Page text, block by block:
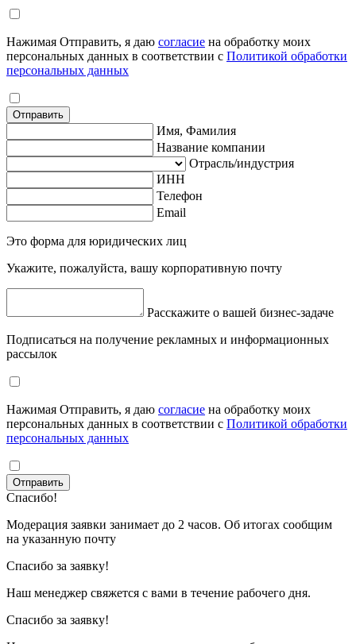
Нажимая Отправить, я даю согласие на обработку моих
персональных данных в соответствии с Политикой обработки
персональных данных
Отправить
Имя, Фамилия
Название компании
Отрасль/индустрия
ИНН
Телефон
Email
Это форма для юридических лиц
Укажите, пожалуйста, вашу корпоративную почту
Расскажите о вашей бизнес-задаче
Подписаться на получение рекламных и информационных
рассылок
Нажимая Отправить, я даю согласие на обработку моих
персональных данных в соответствии с Политикой обработки
персональных данных
Отправить
Спасибо!
Модерация заявки занимает до 2 часов. Об итогах сообщим
на указанную почту
Спасибо за заявку!
Наш менеджер свяжется с вами в течение рабочего дня.
Спасибо за заявку!